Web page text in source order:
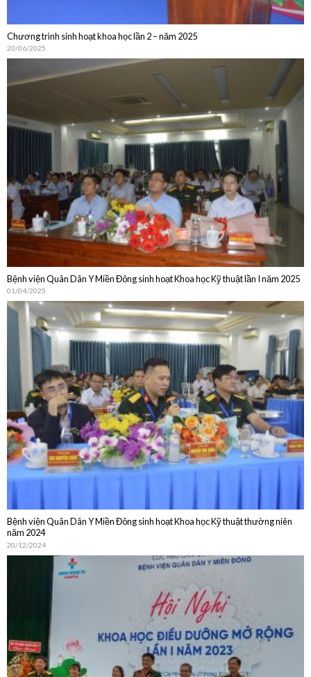
Chương trình sinh hoạt khoa học lần 2 – năm 2025
Bệnh viện Quân Dân Y Miền Đông sinh hoạt Khoa học Kỹ thuật lần I năm 2025
01/04/2025
Bệnh viện Quân Dân Y Miền Đông sinh hoạt Khoa học Kỹ thuật thường niên
20/12/2024